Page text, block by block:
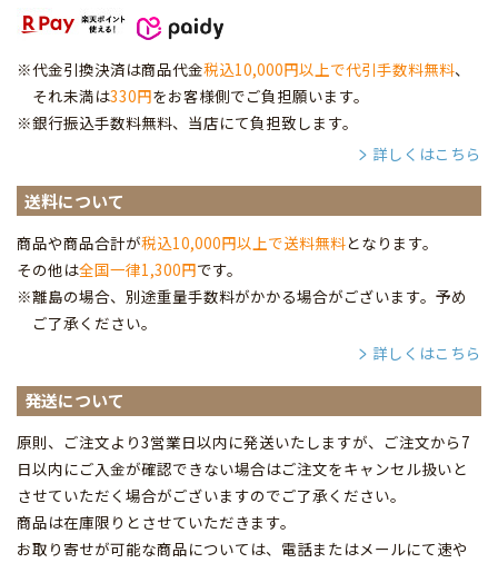
※代金引換決済は商品代金税込10,000円以上で代引手数料無料、
それ未満は330円をお客様側でご負担願います。
※銀行振込手数料無料、当店にて負担致します。
詳しくはこちら
送料について
商品や商品合計が税込10,000円以上で送料無料となります。
その他は全国一律1,300円です。
※離島の場合、別途重量手数料がかかる場合がございます。予め
ご了承ください。
詳しくはこちら
発送について
原則、ご注文より3営業日以内に発送いたしますが、ご注文から7
日以内にご入金が確認できない場合はご注文をキャンセル扱いと
させていただく場合がございますのでご了承ください。
商品は在庫限りとさせていただきます。
お取り寄せが可能な商品については、電話またはメールにて速や